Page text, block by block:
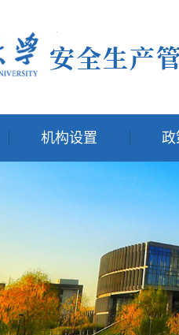
机构设置 政